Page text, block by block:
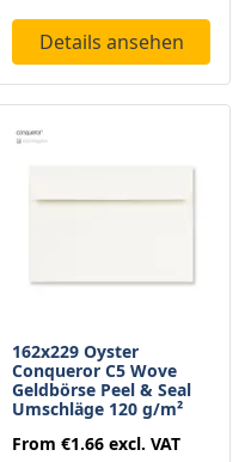
Details ansehen
162x229 Oyster
Conqueror C5 Wove
Geldbörse Peel & Seal
Umschläge 120 g/m²
From €1.66 excl. VAT